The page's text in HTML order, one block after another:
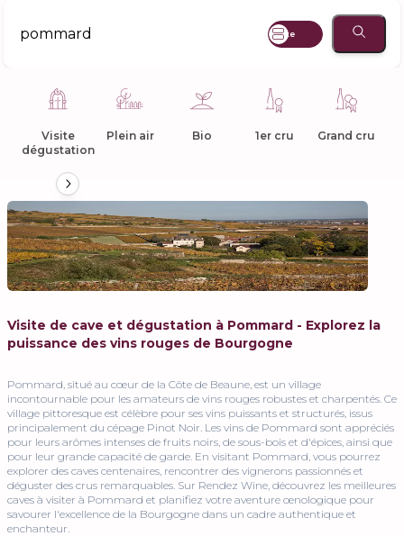
Liste
Visite
dégustation
Plein air Bio 1er cru Grand cru
Visite de cave et dégustation à Pommard - Explorez la
puissance des vins rouges de Bourgogne
Pommard, situé au cœur de la Côte de Beaune, est un village
incontournable pour les amateurs de vins rouges robustes et charpentés. Ce
village pittoresque est célèbre pour ses vins puissants et structurés, issus
principalement du cépage Pinot Noir. Les vins de Pommard sont appréciés
pour leurs arômes intenses de fruits noirs, de sous-bois et d'épices, ainsi que
pour leur grande capacité de garde. En visitant Pommard, vous pourrez
explorer des caves centenaires, rencontrer des vignerons passionnés et
déguster des crus remarquables. Sur Rendez Wine, découvrez les meilleures
caves à visiter à Pommard et planifiez votre aventure œnologique pour
savourer l'excellence de la Bourgogne dans un cadre authentique et
enchanteur.